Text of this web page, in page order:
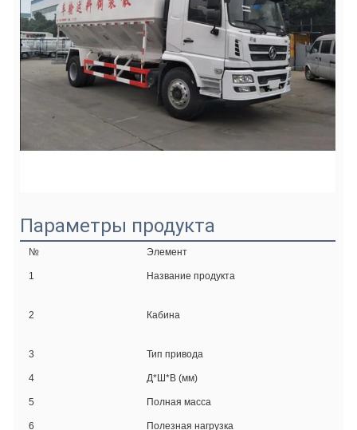
Параметры продукта
№ Элемент
1 Название продукта
2 Кабина
3
Тип привода
4 Д*Ш*В (мм)
5 Полная масса
6 Полезная нагрузка